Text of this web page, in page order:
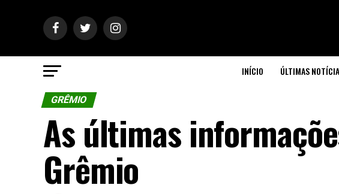
INÍCIO ÚLTIMAS
GRÊMIO
As últimas
Grêmio